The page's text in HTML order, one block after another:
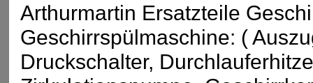
Arthurmartin Ersatzteile
Geschirrspülmaschine: (
Druckschalter,